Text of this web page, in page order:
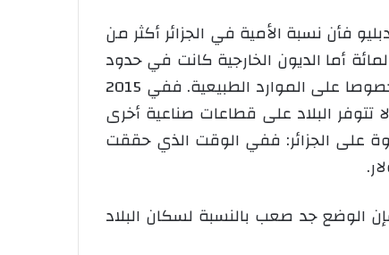
فأن نسبة الأمية في الجزائر أكثر من
البطالة نحو 10 في المائة. ووصلت مديونية الحكومة في عام 2016 إلى 13 في المائة أما الديون الخارجية كانت في حدود
5.8 مليار دولار، ويُتوقع أن ترتفع خلال 2017 إلى 8.7 مليار دولار. وتوجد لدى الجزائر صناعة ضئيلة، مبنية خصوصا على الموارد الطبيعية. ففي 2015
لا تتوفر البلاد على قطاعات صناعية أخرى
اقتصاد البلاد مرهون بسعر سوق مواد الطاقة. فانهيار سعر النفط منذ 2014 أثر بقوة على الجزائر: ففي الوقت الذي حققت
الوضع جد صعب بالنسبة لسكان البلاد